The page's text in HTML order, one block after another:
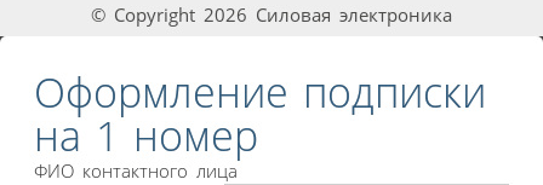
© Copyright 2026 Силовая электроника
Оформление подписки
на 1 номер
ФИО контактного лица